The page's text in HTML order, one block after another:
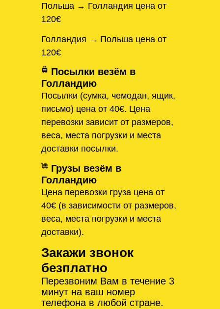
Польша → Голландия цена от
120€
Голландия → Польша цена от
120€
Посылки везём в
Голландию
Посылки (сумка, чемодан, ящик,
письмо) цена от 40€. Цена
перевозки зависит от размеров,
веса, места погрузки и места
доставки посылки.
Грузы везём в
Голландию
Цена перевозки груза цена от
40€ (в зависимости от размеров,
веса, места погрузки и места
доставки).
Закажи звонок
безплатно
Перезвоним Вам в течение 3
минут на ваш номер
телефона в любой стране.